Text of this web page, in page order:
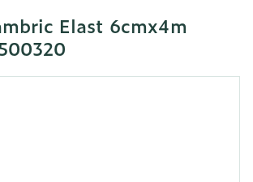
Elast 6cmx4m